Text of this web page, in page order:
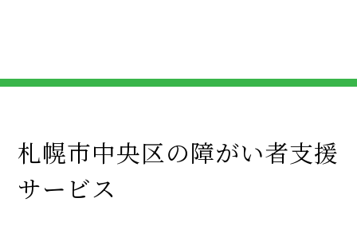
札幌市中央区の障がい者支援
サービス